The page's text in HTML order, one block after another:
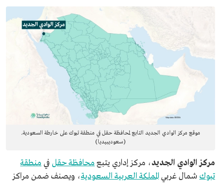
موقع مركز الوادي الجديد التابع لمحافظة حقل في منطقة تبوك على خارطة السعودية.
(سعوديبيديا)
مركز الوادي الجديد، مركز إداري يتبع محافظة حقل في منطقة
تبوك شمال غربي المملكة العربية السعودية، ويصنف ضمن مراكز